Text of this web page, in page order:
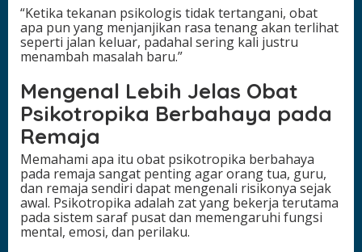
“Ketika tekanan psikologis tidak tertangani, obat
apa pun yang menjanjikan rasa tenang akan terlihat
seperti jalan keluar, padahal sering kali justru
menambah masalah baru.”
Mengenal Lebih Jelas Obat
Psikotropika Berbahaya pada
Remaja
Memahami apa itu obat psikotropika berbahaya
pada remaja sangat penting agar orang tua, guru,
dan remaja sendiri dapat mengenali risikonya sejak
awal. Psikotropika adalah zat yang bekerja terutama
pada sistem saraf pusat dan memengaruhi fungsi
mental, emosi, dan perilaku.